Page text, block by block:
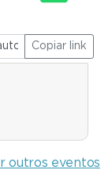
Copiar link
outros eventos